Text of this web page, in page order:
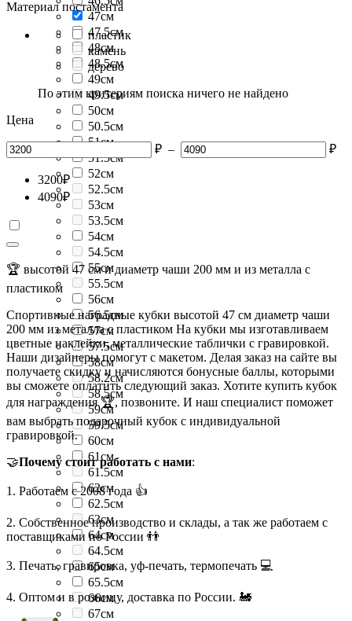
47см
47.5см
48см
48.5см
49см
49.5см
50см
50.5см
51см
51.5см
52см
52.5см
53см
53.5см
54см
54.5см
55см
55.5см
56см
56.5см
57см
57.5см
58см
58.2см
58.5см
59см
59.5см
60см
61см
61.5см
62см
62.5см
63см
64см
64.5см
65см
65.5см
66см
67см
Материал постамента
пластик
камень
дерево
По этим критериям поиска ничего не найдено
Цена
₽ – ₽
3200₽
4090₽
🏆 высотой 47 см и диаметр чаши 200 мм и из металла с
пластиком
Спортивные наградные кубки высотой 47 см диаметр чаши
200 мм из металла с пластиком На кубки мы изготавливаем
цветные наклейки, металлические таблички с гравировкой.
Наши дизайнеры помогут с макетом. Делая заказ на сайте вы
получаете скидку и начисляются бонусные баллы, которыми
вы сможете оплатить следующий заказ. Хотите купить кубок
для награждения 🏆, позвоните. И наш специалист поможет
вам выбрать подарочный кубок с индивидуальной
гравировкой.
🤝Почему стоит работать с нами:
1. Работаем с 2008 года 👍
2. Собственное производство и склады, а так же работаем с
поставщиками по России 👬
3. Печать, гравировка, уф-печать, термопечать 💻
4. Оптом и в розницу, доставка по России. 🚂